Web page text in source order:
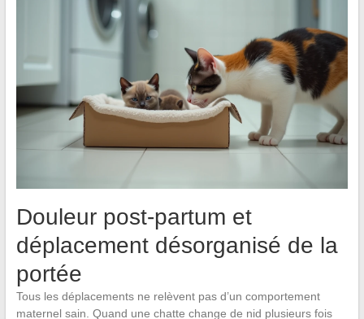
Douleur post-partum et
déplacement désorganisé de la
portée
Tous les déplacements ne relèvent pas d’un comportement
maternel sain. Quand une chatte change de nid plusieurs fois